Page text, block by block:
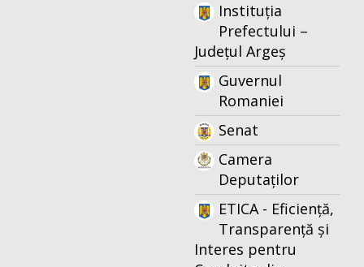
Instituția
Prefectului –
Județul Argeș
Guvernul
Romaniei
Senat
Camera
Deputaților
ETICA - Eficiență,
Transparență și
Interes pentru